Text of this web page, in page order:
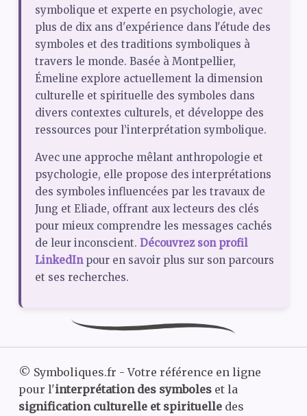
symbolique et experte en psychologie, avec
plus de dix ans d'expérience dans l'étude des
symboles et des traditions symboliques à
travers le monde. Basée à Montpellier,
Émeline explore actuellement la dimension
culturelle et spirituelle des symboles dans
divers contextes culturels, et développe des
ressources pour l’interprétation symbolique.
Avec une approche mêlant anthropologie et
psychologie, elle propose des interprétations
des symboles influencées par les travaux de
Jung et Eliade, offrant aux lecteurs des clés
pour mieux comprendre les messages cachés
de leur inconscient. Découvrez son profil
LinkedInpour en savoir plus sur son parcours
et ses recherches.
© Symboliques.fr - Votre référence en ligne
pour l'interprétation des symboleset la
signification culturelle et spirituelledes